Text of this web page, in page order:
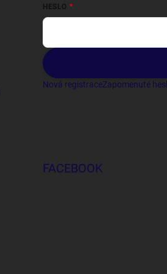
HESLO
Nová registraceZapomenuté
FACEBOOK